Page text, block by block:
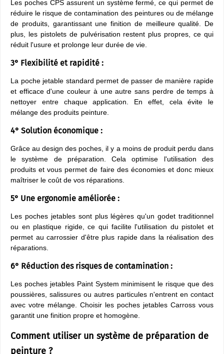
Les poches CPS assurent un système fermé, ce qui permet de
réduire le risque de contamination des peintures ou de mélange
de produits, garantissant une finition de meilleure qualité. De
plus, les pistolets de pulvérisation restent plus propres, ce qui
réduit l'usure et prolonge leur durée de vie.
3° Flexibilité et rapidité :
La poche jetable standard permet de passer de manière rapide
et efficace d'une couleur à une autre sans perdre de temps à
nettoyer entre chaque application. En effet, cela évite le
mélange des produits peinture.
4° Solution économique :
Grâce au design des poches, il y a moins de produit perdu dans
le système de préparation. Cela optimise l'utilisation des
produits et vous permet de faire des économies et donc mieux
maîtriser le coût de vos réparations.
5° Une ergonomie améliorée :
Les poches jetables sont plus légères qu'un godet traditionnel
ou en plastique rigide, ce qui facilite l'utilisation du pistolet et
permet au carrossier d'être plus rapide dans la réalisation des
réparations.
6° Réduction des risques de contamination :
Les poches jetables Paint System minimisent le risque que des
poussières, salissures ou autres particules n'entrent en contact
avec votre mélange. Choisir les poches jetables Carross vous
garantit une finition propre et homogène.
Comment utiliser un système de préparation de
peinture ?